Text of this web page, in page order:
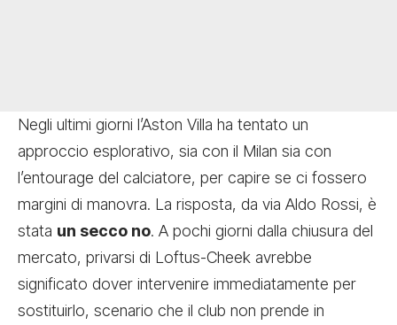
Negli ultimi giorni l’Aston Villa ha tentato un
approccio esplorativo, sia con il Milan sia con
l’entourage del calciatore, per capire se ci fossero
margini di manovra. La risposta, da via Aldo Rossi, è
stata un secco no. A pochi giorni dalla chiusura del
mercato, privarsi di Loftus-Cheek avrebbe
significato dover intervenire immediatamente per
sostituirlo, scenario che il club non prende in